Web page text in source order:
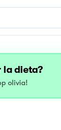
la dieta?
olivia!